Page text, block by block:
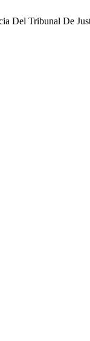
Del Tribunal De